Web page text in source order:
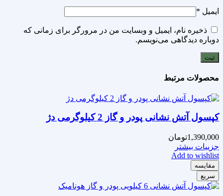
ایمیل *
ذخیره نام، ایمیل و وبسایت من در مرورگر برای زمانی که
دوباره دیدگاهی می‌نویسم.
محصولات مرتبط
کپسول آتش نشانی پودر و گاز 2 کیلوگرمی دژ
1,390,000تومان
جزییات بیشتر
Add to wishlist
مقایسه
سریع